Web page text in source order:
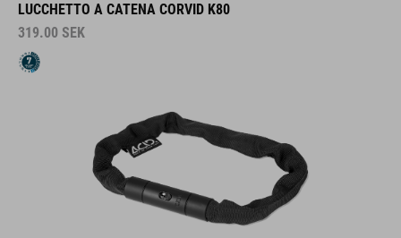
LUCCHETTO A CATENA CORVID K80
319.00 SEK